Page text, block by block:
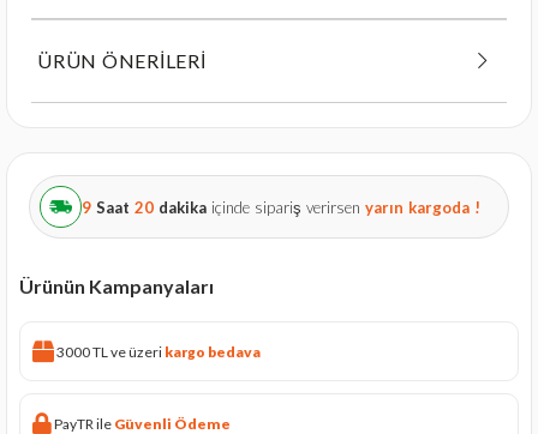
ÜRÜN ÖNERILERI
9 Saat 20 dakika içinde sipariş verirsen yarın kargoda !
Ürünün Kampanyaları
3000 TL ve üzeri kargo bedava
PayTR ile Güvenli Ödeme